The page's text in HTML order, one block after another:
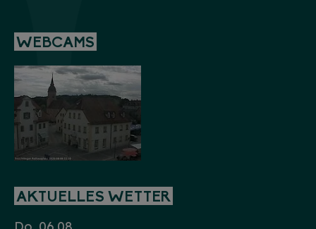
WEBCAMS
AKTUELLES WETTER